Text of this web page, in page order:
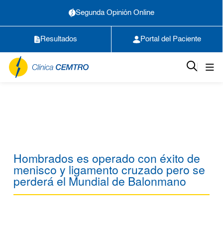
Segunda Opinión Online
Resultados Portal del Paciente
Hombrados es operado con éxito de
menisco y ligamento cruzado pero se
perderá el Mundial de Balonmano